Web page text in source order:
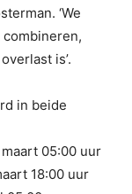
‘We
is’.
in beide
05:00 uur
18:00 uur